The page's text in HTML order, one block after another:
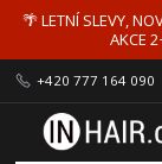
🌴 LETNÍ SLEVY,
AKCE
+420 777 164 090